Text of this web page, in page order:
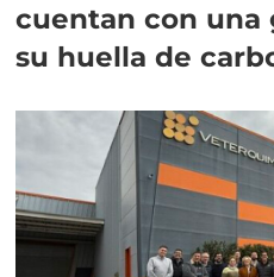
cuentan con una
su huella de